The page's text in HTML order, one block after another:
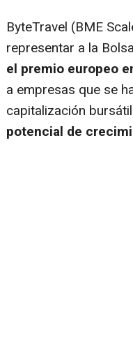
ByteTravel (BME
representar a la
el premio europeo
a empresas que se
capitalización
potencial de